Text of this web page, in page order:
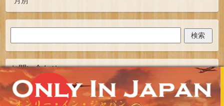
お問い合わせ
TOPへ